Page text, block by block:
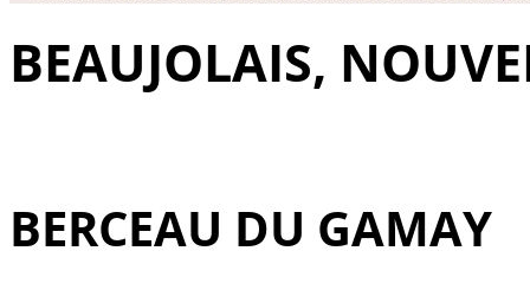
BEAUJOLAIS,
BERCEAU DU GAMAY